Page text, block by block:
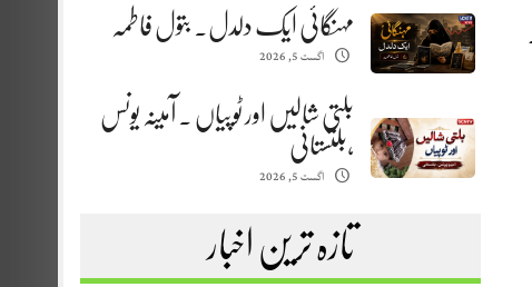
مہنگائی ایک دلدل. بتول فاطمہ
اگست 5, 2026
بلتی شالیں اور ٹوپیاں . آمینہ یونس
،بلتستانی
اگست 5, 2026
تازہ ترین اخبار